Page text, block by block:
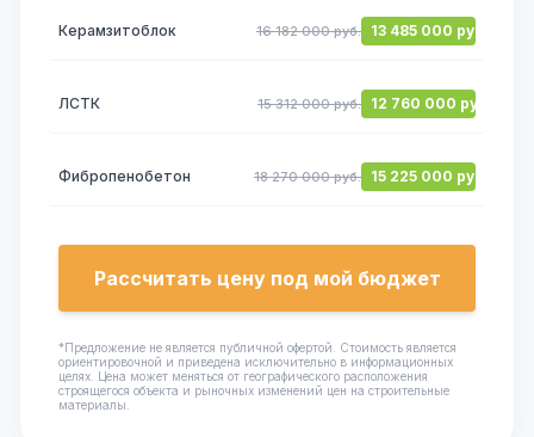
Керамзитоблок 16 182 000 руб. 13 485 000 руб.
ЛСТК 15 312 000 руб. 12 760 000 руб.
Фибропенобетон 18 270 000 руб. 15 225 000 руб.
Рассчитать цену под мой бюджет
*Предложение не является публичной офертой. Стоимость является
ориентировочной и приведена исключительно в информационных
целях. Цена может меняться от географического расположения
строящегося объекта и рыночных изменений цен на строительные
материалы.